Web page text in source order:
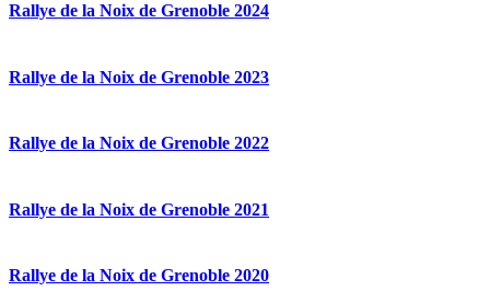
Rallye de la Noix de Grenoble 2024
Rallye de la Noix de Grenoble 2023
Rallye de la Noix de Grenoble 2022
Rallye de la Noix de Grenoble 2021
Rallye de la Noix de Grenoble 2020